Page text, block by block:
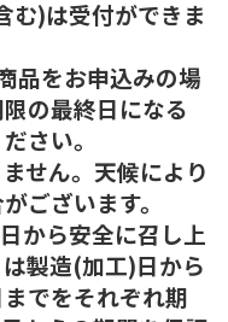
む)は受付ができま
品をお申込みの場
の最終日になる
さい。
せん。天候により
ございます。
から安全に召し上
製造(加工)日から
でをそれぞれ期